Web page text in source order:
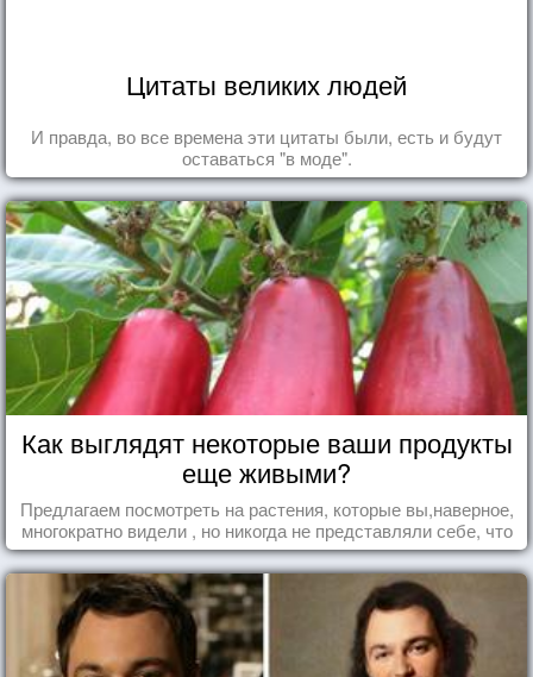
Цитаты великих людей
И правда, во все времена эти цитаты были, есть и будут
оставаться "в моде".
Как выглядят некоторые ваши продукты
еще живыми?
Предлагаем посмотреть на растения, которые вы,наверное,
многократно видели , но никогда не представляли себе, что
употребляете их в пищу.